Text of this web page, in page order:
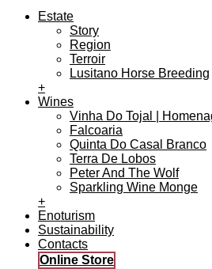
Estate
Story
Region
Terroir
Lusitano Horse Breeding
+
Wines
Vinha Do Tojal |
Falcoaria
Quinta Do Casal Branco
Terra De Lobos
Peter And The Wolf
Sparkling Wine Monge
+
Enoturism
Sustainability
Contacts
Online Store